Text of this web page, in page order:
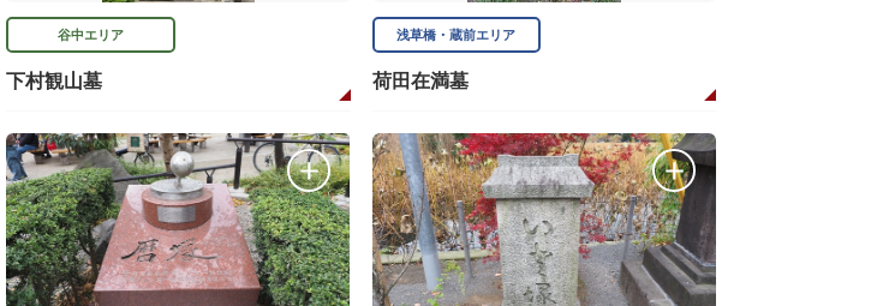
谷中エリア
下村観山墓
浅草橋・蔵前エリア
荷田在満墓